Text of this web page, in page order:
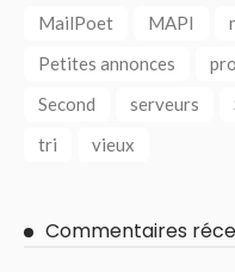
MailPoet
MAPI
Petites annonces
Second
serveurs
tri
vieux
Commentaires